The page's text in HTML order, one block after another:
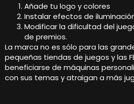
Añade tu logo y colores
Instalar efectos de
Modificar la dificultad del
de premios.
La marca no es sólo para las
pequeñas tiendas de juegos y las
beneficiarse de máquinas
con sus temas y atraigan a más